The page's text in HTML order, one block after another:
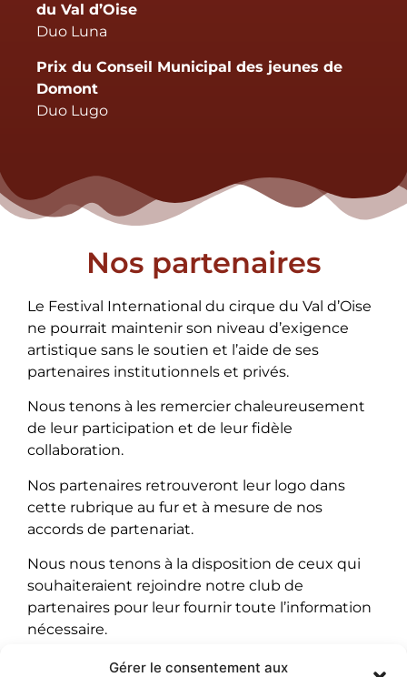
Gérer le consentement aux
du Val d’Oise
Duo Luna
Prix du Conseil Municipal des jeunes de
Domont
Duo Lugo
Nos partenaires
Le Festival International du cirque du Val d’Oise
ne pourrait maintenir son niveau d’exigence
artistique sans le soutien et l’aide de ses
partenaires institutionnels et privés.
Nous tenons à les remercier chaleureusement
de leur participation et de leur fidèle
collaboration.
Nos partenaires retrouveront leur logo dans
cette rubrique au fur et à mesure de nos
accords de partenariat.
Nous nous tenons à la disposition de ceux qui
souhaiteraient rejoindre notre club de
partenaires pour leur fournir toute l’information
nécessaire.